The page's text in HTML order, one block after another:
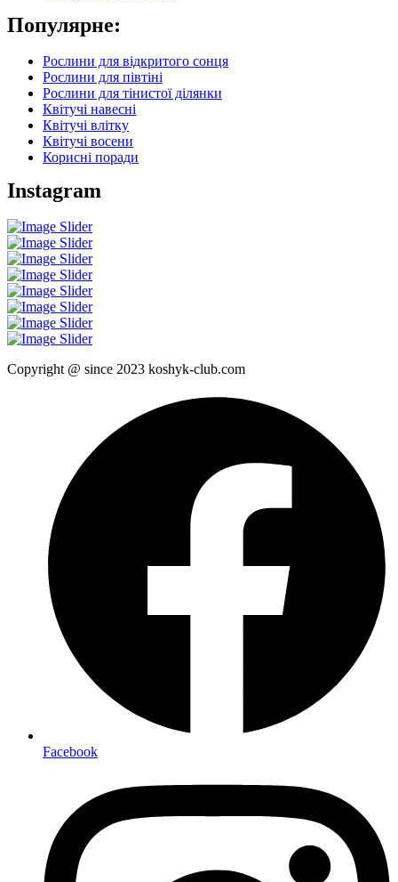
Популярне:
Рослини для відкритого сонця
Рослини для півтіні
Рослини для тінистої ділянки
Квітучі навесні
Квітучі влітку
Квітучі восени
Корисні поради
Instagram
Copyright @ since 2023 koshyk-club.com
Facebook